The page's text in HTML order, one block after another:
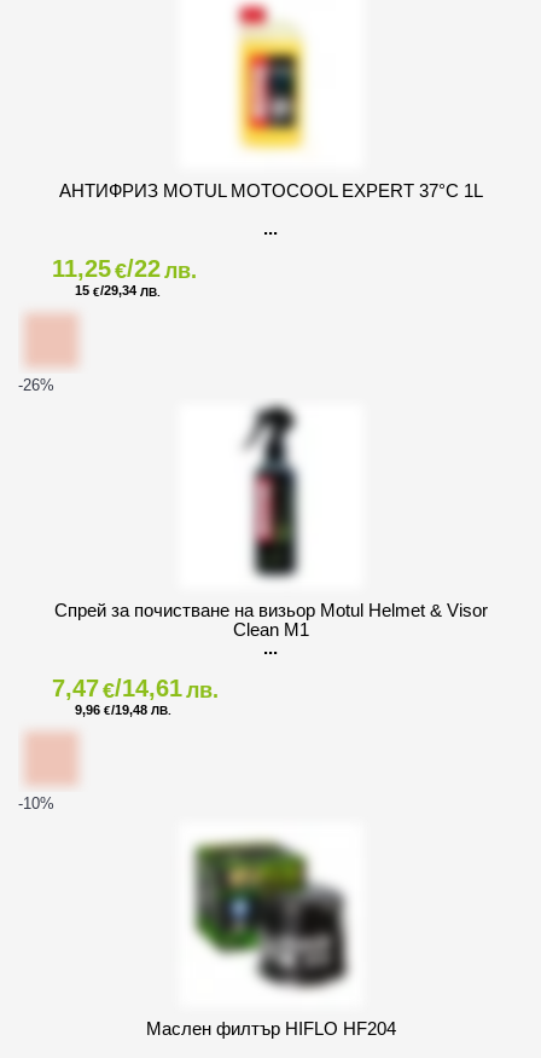
АНТИФРИЗ MOTUL MOTOCOOL EXPERT 37°C 1L
11,25€/22лв.
15 €/29,34 ЛВ.
-26%
Спрей за почистване на визьор Motul Helmet & Visor
Clean M1
7,47€/14,61лв.
9,96 €/19,48 ЛВ.
-10%
Маслен филтър HIFLO HF204